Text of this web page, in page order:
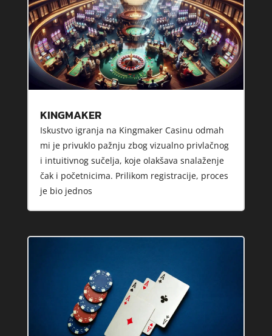
KINGMAKER
Iskustvo igranja na Kingmaker Casinu odmah
mi je privuklo pažnju zbog vizualno privlačnog
i intuitivnog sučelja, koje olakšava snalaženje
čak i početnicima. Prilikom registracije, proces
je bio jednos